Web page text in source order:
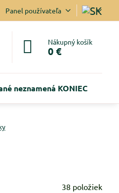
Panel používateľa
Nákupný košík
0 €
neznamená KONIEC
38 položiek